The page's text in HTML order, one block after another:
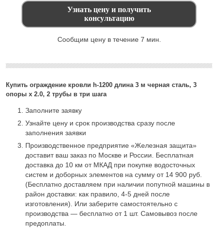
Купить ограждение кровли h-1200 длина 3 м черная сталь, 3
опоры х 2.0, 2 трубы в три шага
Заполните заявку
Узнайте цену и срок производства сразу после
заполнения заявки
Производственное предприятие «Железная защита»
доставит ваш заказ по Москве и России. Бесплатная
доставка до 10 км от МКАД при покупке водосточных
систем и доборных элементов на сумму от 14 900 руб.
(Бесплатно доставляем при наличии попутной машины в
район доставки: как правило, 4-5 дней после
изготовления). Или заберите самостоятельно с
производства — бесплатно от 1 шт. Самовывоз после
предоплаты.
Сообщим цену в течение 7 мин.